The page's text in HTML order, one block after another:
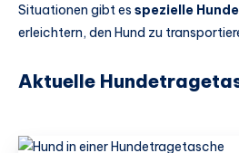
Situationen gibt es spezielle
erleichtern, den Hund zu
Aktuelle